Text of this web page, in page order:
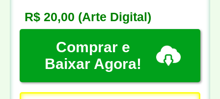
R$ 20,00 (Arte Digital)
Comprar e
Baixar Agora!